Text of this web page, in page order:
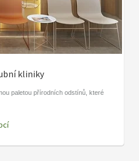
kliniky
paletou přírodních odstínů, které